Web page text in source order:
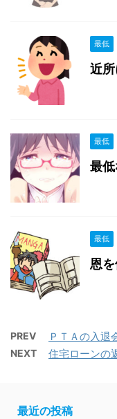
最低
近
最低
最
最低
恩
PREV ＰＴＡの入退
NEXT 住宅ローンの
最近の投稿